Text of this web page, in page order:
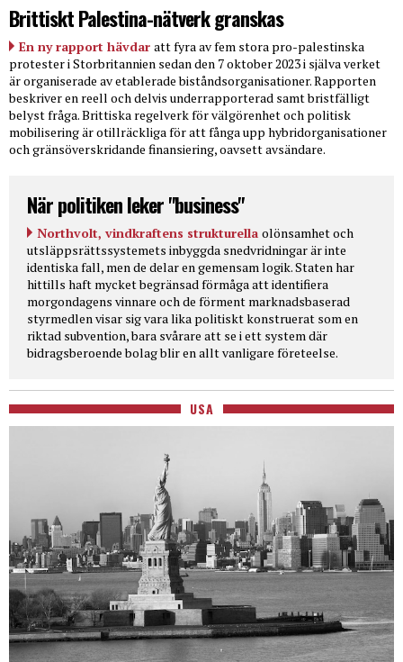
Brittiskt Palestina-nätverk granskas
En ny rapport hävdar att fyra av fem stora pro-palestinska
protester i Storbritannien sedan den 7 oktober 2023 i själva verket
är organiserade av etablerade biståndsorganisationer. Rapporten
beskriver en reell och delvis underrapporterad samt bristfälligt
belyst fråga. Brittiska regelverk för välgörenhet och politisk
mobilisering är otillräckliga för att fånga upp hybridorganisationer
och gränsöverskridande finansiering, oavsett avsändare.
När politiken leker "business"
Northvolt, vindkraftens strukturella olönsamhet och
utsläppsrättssystemets inbyggda snedvridningar är inte
identiska fall, men de delar en gemensam logik. Staten har
hittills haft mycket begränsad förmåga att identifiera
morgondagens vinnare och de förment marknadsbaserad
styrmedlen visar sig vara lika politiskt konstruerat som en
riktad subvention, bara svårare att se i ett system där
bidragsberoende bolag blir en allt vanligare företeelse.
USA